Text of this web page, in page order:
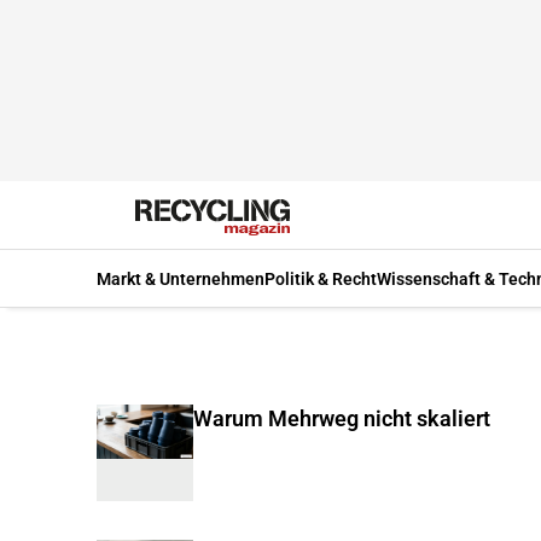
Markt & UnternehmenPolitik & RechtWissenschaft &
Warum Mehrweg nicht skaliert